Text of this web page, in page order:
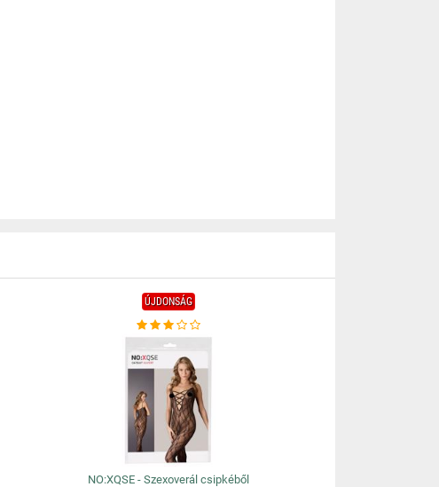
ÚJDONSÁG
NO:XQSE - Szexoverál csipkéből